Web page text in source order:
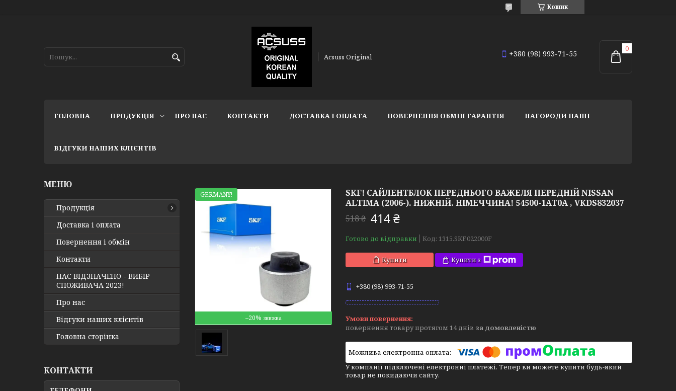
Кошик
Acsuss Original +380 (98) 993-71-55
ГОЛОВНА ПРОДУКЦІЯ ПРО НАС КОНТАКТИ ДОСТАВКА І ОПЛАТА ПОВЕРНЕННЯ ОБМІН ГАРАНТІЯ НАГОРОДИ НАШІ
ВІДГУКИ НАШИХ КЛІЄНТІВ
–20%
GERMANY!
SKF! САЙЛЕНТБЛОК ПЕРЕДНЬОГО ВАЖЕЛЯ ПЕРЕДНІЙ NISSAN
ALTIMA (2006-). НИЖНІЙ. НІМЕЧЧИНА! 54500-1AT0A , VKDS832037
518 ₴ 414 ₴
Готово до відправки Код: 1315.SKF.022000F
Купити Купити з
+380 (98) 993-71-55
повернення товару протягом 14 днів за домовленістю
У компанії підключені електронні платежі. Тепер ви можете купити будь-який
товар не покидаючи сайту.
Продукція
Доставка і оплата
Повернення і обмін
Контакти
НАС ВІДЗНАЧЕНО - ВИБІР
СПОЖИВАЧА 2023!
Про нас
Відгуки наших клієнтів
Головна сторінка
КОНТАКТИ